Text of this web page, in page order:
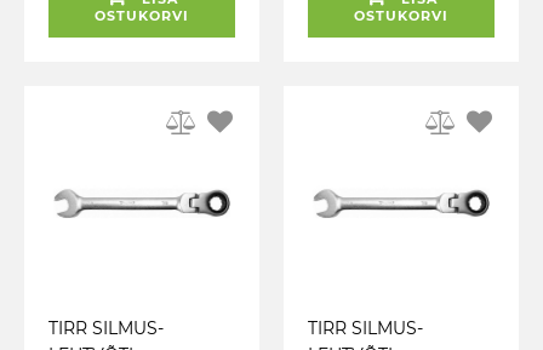
OSTUKORVI
OSTUKORVI
TIRR SILMUS-
TIRR SILMUS-